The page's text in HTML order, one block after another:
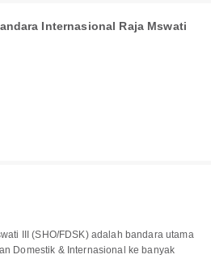
Internasional Raja Mswati
III (SHO/FDSK) adalah bandara utama
Domestik & Internasional ke banyak